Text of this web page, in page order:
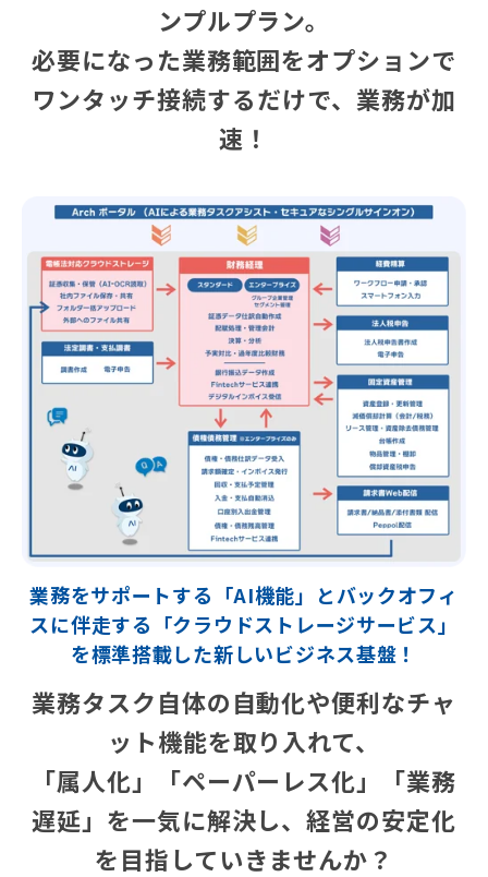
ンプルプラン。
必要になった業務範囲をオプションで
ワンタッチ接続するだけで、業務が加
速！
業務をサポートする「AI機能」とバックオフィ
スに伴走する「クラウドストレージサービス」
を標準搭載した新しいビジネス基盤！
業務タスク自体の自動化や便利なチャ
ット機能を取り入れて、
「属人化」「ペーパーレス化」「業務
遅延」を一気に解決し、経営の安定化
を目指していきませんか？